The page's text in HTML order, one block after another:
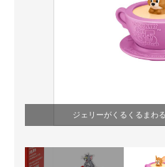
ジェリーがくるくるまわ